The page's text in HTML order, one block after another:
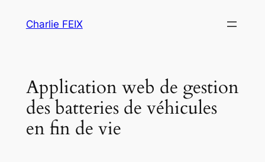
Charlie FEIX
Application web de gestion
des batteries de véhicules
en fin de vie